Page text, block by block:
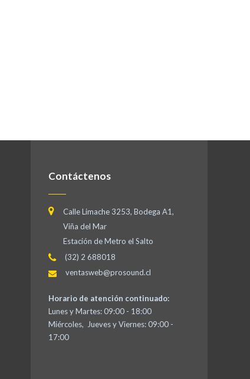
Contáctenos
Calle Limache 3253, Bodega A1,
Viña del Mar
Estación de Metro el Salto
(32) 2 688018
ventasweb@prosound.cl
Horario de atención continuado:
Lunes y Martes: 09:00 - 18:00
Miércoles, Jueves y Viernes: 09:00 -
17:00